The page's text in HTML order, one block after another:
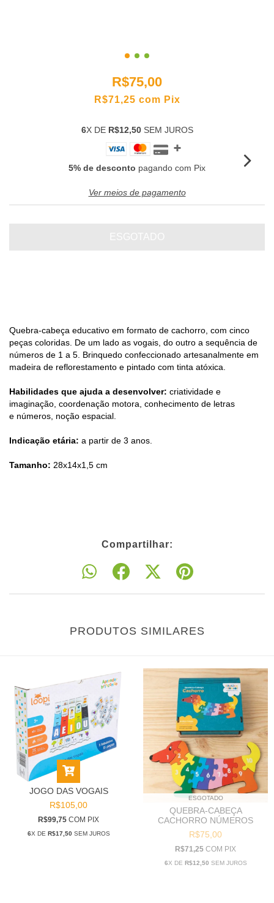
R$75,00
R$71,25 com Pix
6X DE R$12,50SEM JUROS
5% de desconto pagando com Pix
Ver meios de pagamento
Quebra-cabeça educativo em formato de cachorro, com cinco
peças coloridas. De um lado as vogais, do outro a sequência de
números de 1 a 5. Brinquedo confeccionado artesanalmente em
madeira de reflorestamento e pintado com tinta atóxica.
Habilidades que ajuda a desenvolver: criatividade e
imaginação, coordenação motora, conhecimento de letras
e números, noção espacial.
Indicação etária: a partir de 3 anos.
Tamanho: 28x14x1,5 cm
Compartilhar:
PRODUTOS SIMILARES
JOGO DAS VOGAIS
R$105,00
R$99,75 COM PIX
6X DE R$17,50SEM JUROS
ESGOTADO
QUEBRA-CABEÇA
CACHORRO NÚMEROS
R$75,00
R$71,25 COM PIX
6X DE R$12,50 SEM JUROS